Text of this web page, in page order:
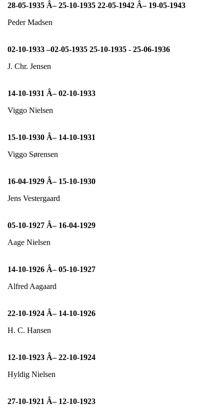
28-05-1935 Â– 25-10-1935 22-05-1942 Â– 19-05-1943
Peder Madsen
02-10-1933 –02-05-1935 25-10-1935 - 25-06-1936
J. Chr. Jensen
14-10-1931 Â– 02-10-1933
Viggo Nielsen
15-10-1930 Â– 14-10-1931
Viggo Sørensen
16-04-1929 Â– 15-10-1930
Jens Vestergaard
05-10-1927 Â– 16-04-1929
Aage Nielsen
14-10-1926 Â– 05-10-1927
Alfred Aagaard
22-10-1924 Â– 14-10-1926
H. C. Hansen
12-10-1923 Â– 22-10-1924
Hyldig Nielsen
27-10-1921 Â– 12-10-1923